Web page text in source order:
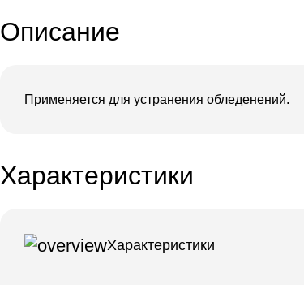
Описание
Применяется для устранения обледенений.
Характеристики
Характеристики